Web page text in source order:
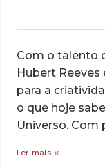
Com o talento
Hubert
para a
o que hoje
Universo. Com
Ler mais